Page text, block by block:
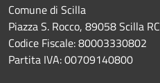
Comune di Scilla
Piazza S. Rocco, 89058 Scilla RC
Codice Fiscale: 80003330802
Partita IVA: 00709140800